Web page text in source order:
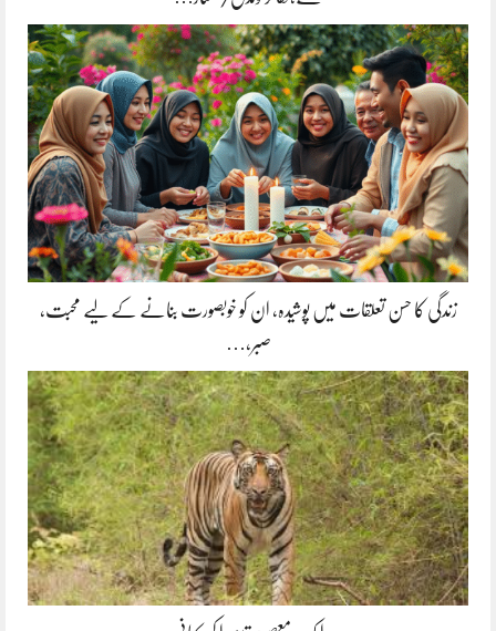
زندگی کا حسن تعلقات میں پوشیدہ, ان کو خوبصورت بنانے کے لیے محبت،
صبر،…